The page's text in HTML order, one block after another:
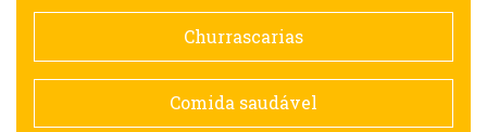
Doceria
Espanhola
Churrascarias
Comida saudável